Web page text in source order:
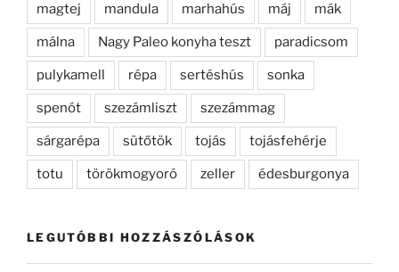
magtej mandula marhahús máj mák
málna Nagy Paleo konyha teszt paradicsom
pulykamell répa sertéshús sonka
spenót szezámliszt szezámmag
sárgarépa sütőtök tojás tojásfehérje
totu törökmogyoró zeller édesburgonya
LEGUTÓBBI HOZZÁSZÓLÁSOK